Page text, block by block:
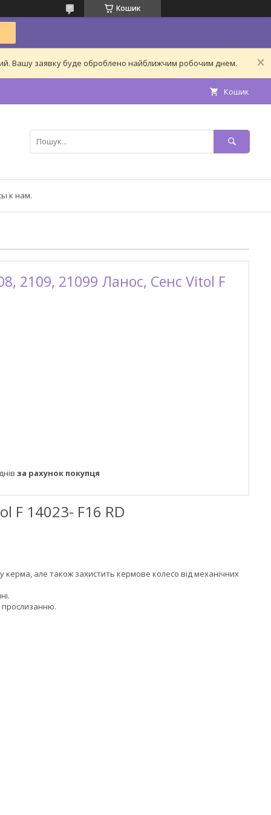
Кошик
Вашу заявку буде оброблено найближчим робочим днем.
Кошик
к нам.
2109, 21099 Ланос, Сенс Vitol F
за рахунок покупця
F 14023- F16 RD
але також захистить кермове колесо від механічних
прослизанню.